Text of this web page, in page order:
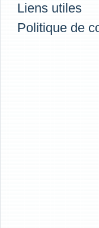
Liens utiles
Politique de